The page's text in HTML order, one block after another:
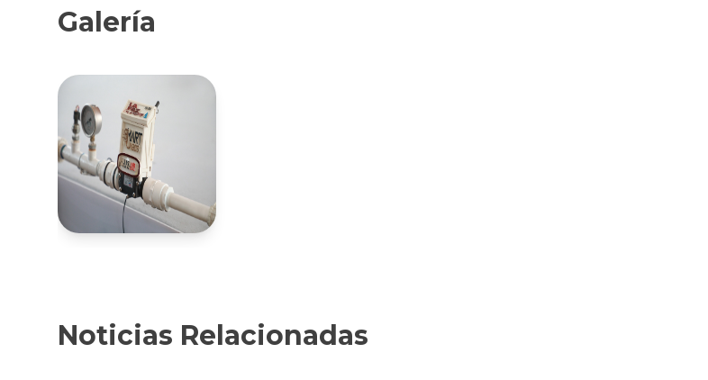
Galería
Noticias Relacionadas